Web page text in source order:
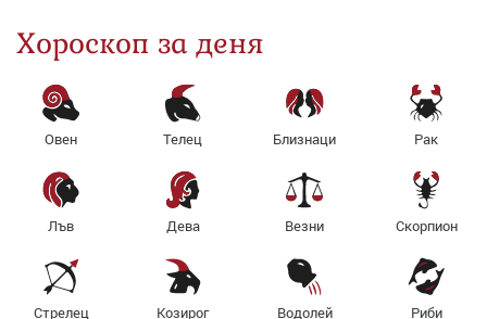
Хороскоп за деня
Овен Телец Близнаци Рак
Лъв Дева Везни Скорпион
Стрелец Козирог Водолей Риби